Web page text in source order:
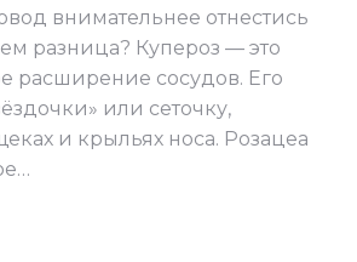
внимательнее отнестись
разница? Купероз — это
расширение сосудов. Его
или сеточку,
и крыльях носа. Розацеа